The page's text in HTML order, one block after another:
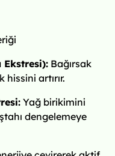
Ekstresi): Bağırsak
artırır.
Yağ birikimini
dengelemeye